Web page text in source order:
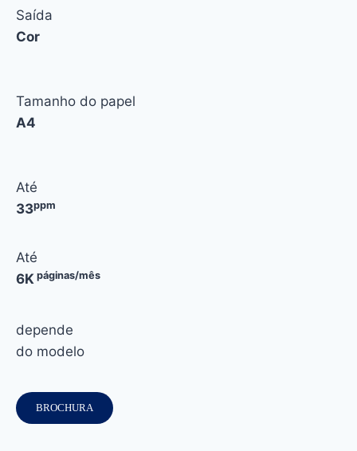
Saída
Cor
Tamanho do papel
A4
Até
33ppm
Até
6K páginas/mês
depende
do modelo
BROCHURA